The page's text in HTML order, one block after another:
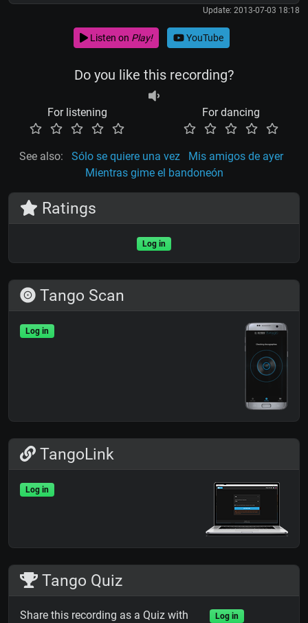
Update: 2013-07-03 18:18
Listen on Play! YouTube
Do you like this recording?
For listening For dancing
See also: Sólo se quiere una vez
Mis amigos de ayer
Mientras gime el bandoneón
Ratings
Log in
Tango Scan
Log in
TangoLink
Log in
Tango Quiz
Share this recording as a Quiz with
Log in